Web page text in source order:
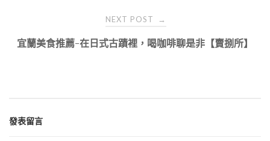
NEXT POST →
宜蘭美食推薦-在日式古蹟裡，喝咖啡聊是非【賣捌所】
發表留言